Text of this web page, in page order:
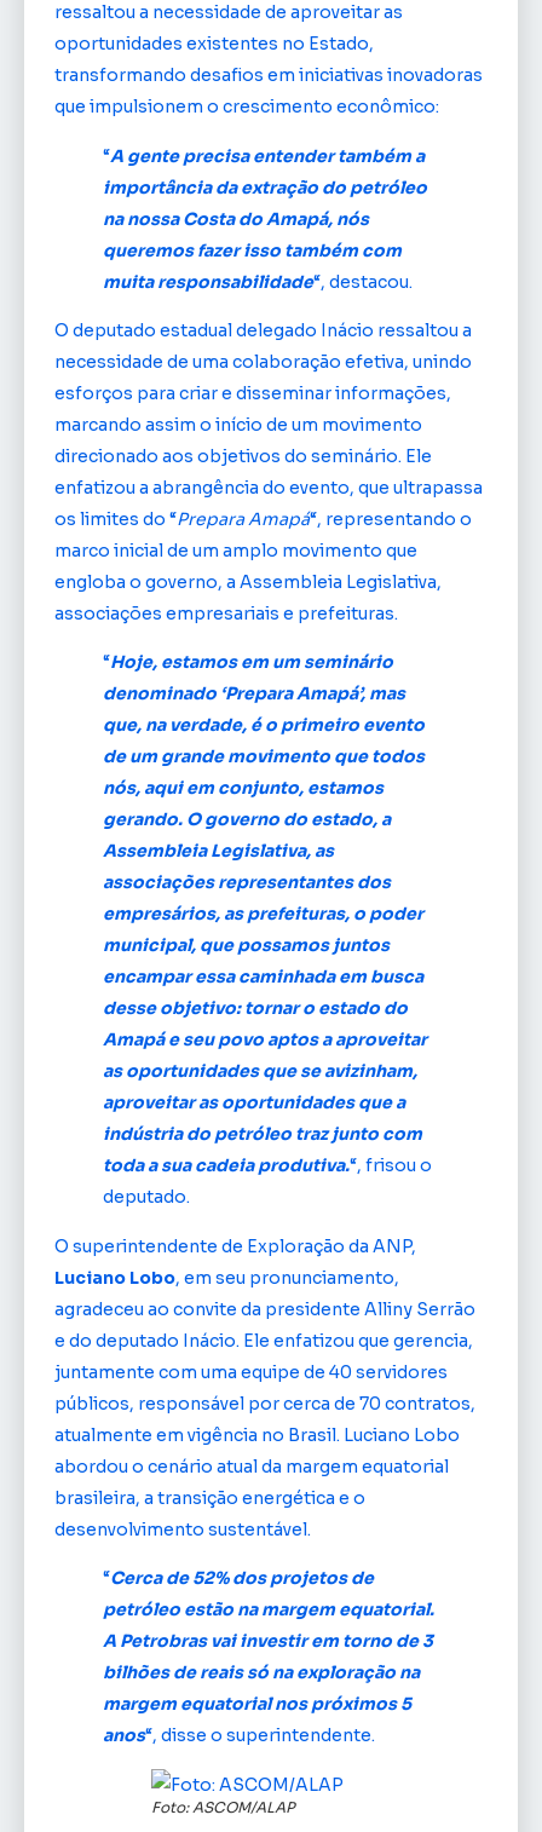
ressaltou a necessidade de aproveitar as
oportunidades existentes no Estado,
transformando desafios em iniciativas inovadoras
que impulsionem o crescimento econômico:
“A gente precisa entender também a
importância da extração do petróleo
na nossa Costa do Amapá, nós
queremos fazer isso também com
muita responsabilidade“, destacou.
O deputado estadual delegado Inácio ressaltou a
necessidade de uma colaboração efetiva, unindo
esforços para criar e disseminar informações,
marcando assim o início de um movimento
direcionado aos objetivos do seminário. Ele
enfatizou a abrangência do evento, que ultrapassa
os limites do “Prepara Amapá“, representando o
marco inicial de um amplo movimento que
engloba o governo, a Assembleia Legislativa,
associações empresariais e prefeituras.
“Hoje, estamos em um seminário
denominado ‘Prepara Amapá’, mas
que, na verdade, é o primeiro evento
de um grande movimento que todos
nós, aqui em conjunto, estamos
gerando. O governo do estado, a
Assembleia Legislativa, as
associações representantes dos
empresários, as prefeituras, o poder
municipal, que possamos juntos
encampar essa caminhada em busca
desse objetivo: tornar o estado do
Amapá e seu povo aptos a aproveitar
as oportunidades que se avizinham,
aproveitar as oportunidades que a
indústria do petróleo traz junto com
toda a sua cadeia produtiva.“, frisou o
deputado.
O superintendente de Exploração da ANP,
Luciano Lobo, em seu pronunciamento,
agradeceu ao convite da presidente Alliny Serrão
e do deputado Inácio. Ele enfatizou que gerencia,
juntamente com uma equipe de 40 servidores
públicos, responsável por cerca de 70 contratos,
atualmente em vigência no Brasil. Luciano Lobo
abordou o cenário atual da margem equatorial
brasileira, a transição energética e o
desenvolvimento sustentável.
“Cerca de 52% dos projetos de
petróleo estão na margem equatorial.
A Petrobras vai investir em torno de 3
bilhões de reais só na exploração na
margem equatorial nos próximos 5
anos“, disse o superintendente.
Foto: ASCOM/ALAP